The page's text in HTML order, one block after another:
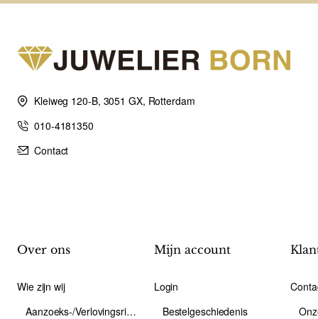
Kleiweg 120-B, 3051 GX, Rotterdam
010-4181350
Contact
Over ons
Wie zijn wij
Aanzoeks-/Verlovingsring
Mijn account
Login
Bestelgeschiedenis